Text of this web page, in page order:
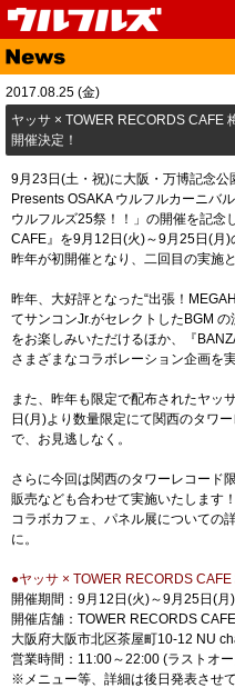
Top
Media
Profile
Fanclub
Contact
2017.08.25 (金)
ヤッサ × TOWER RECORDS CAFE
開催決定！
9月23日(土・祝)に大阪・万博記念
Presents OSAKA ウルフルカーニバ
ウルフルズ25祭！！」の開催を記念
CAFE』を9月12日(火)～9月25日(月)
昨年が初開催となり、二回目の実施
昨年、大好評となった“出張！
てサンコンJr.がセレクトしたBGM
をお楽しみいただけるほか、『
さまざまなコラボレーション企画を
また、昨年も限定で配布されたヤッ
日(月)より数量限定にて関西のタワ
で、お見逃しなく。
さらに今回は関西のタワーレコード
販売なども合わせて実施いたします！
コラボカフェ、パネル展についての
に。
●ヤッサ × TOWER RECORDS
開催期間：9月12日(火)～9月25日(月)
開催店舗：TOWER RECORDS
大阪府大阪市北区茶屋町10-12 NU
営業時間：11:00～22:00 (ラストオ
※メニュー等、詳細は後日発表させて